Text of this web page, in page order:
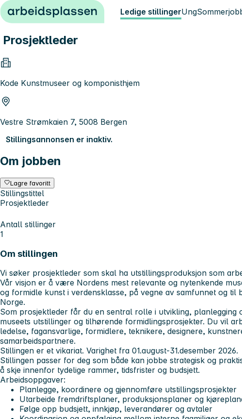
Hopp til innhold Ledige stillingerUng
Prosjektleder
Kode Kunstmuseer og komponisthjem
Vestre Strømkaien 7, 5008 Bergen
Stillingsannonsen er inaktiv.
Om jobben
Lagre favoritt
Stillingstittel
Prosjektleder
Antall stillinger
1
Om stillingen
Vi søker prosjektleder som skal ha utstillingsproduksjon som
Vår visjon er å være Nordens mest relevante og nytenkende
og formidle kunst i verdensklasse, på vegne av samfunnet og til
Norge.
Som prosjektleder får du en sentral rolle i utvikling, planlegging
museets utstillinger og tilhørende formidlingsprosjekter. Du vil
ledelse, fagansvarlige, formidlere, teknikere, designere,
samarbeidspartnere.
Stillingen er et vikariat. Varighet fra 01.august-31.desember 2026.
Stillingen passer for deg som både kan jobbe strategisk og
å skje innenfor tydelige rammer, tidsfrister og budsjett.
Arbeidsoppgaver:
Planlegge, koordinere og gjennomføre utstillingsprosjekter
Utarbeide fremdriftsplaner, produksjonsplaner og
Følge opp budsjett, innkjøp, leverandører og avtaler